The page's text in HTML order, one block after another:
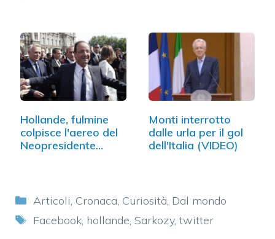
Hollande, fulmine
colpisce l'aereo del
Neopresidente…
Monti interrotto
dalle urla per il gol
dell'Italia (VIDEO)
Categorie
Articoli, Cronaca, Curiosità, Dal mondo
Tag
Facebook, hollande, Sarkozy, twitter